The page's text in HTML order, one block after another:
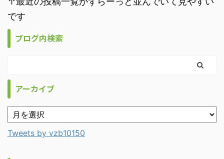
です
ブログ内検索
アーカイブ
Tweets by vzb10150